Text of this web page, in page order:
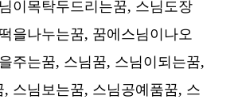
이목탁두드리는꿈, 스님도장
을나누는꿈, 꿈에스님이나오
주는꿈, 스님꿈, 스님이되는꿈,
스님보는꿈, 스님공예품꿈, 스